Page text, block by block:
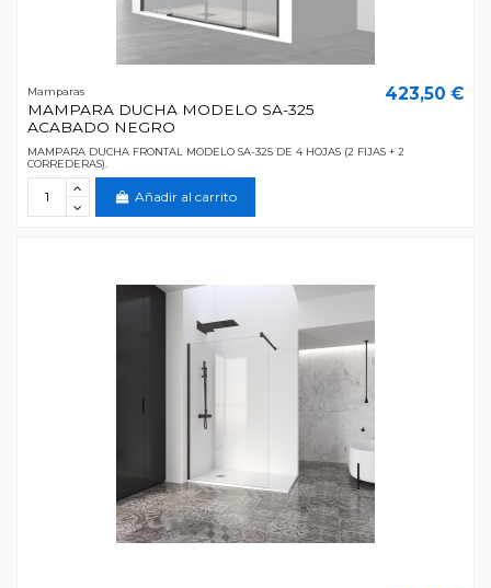
Mamparas
MAMPARA DUCHA MODELO SA-325
ACABADO NEGRO
423,50 €
MAMPARA DUCHA FRONTAL MODELO SA-325 DE 4 HOJAS (2 FIJAS + 2
CORREDERAS).
Añadir al carrito